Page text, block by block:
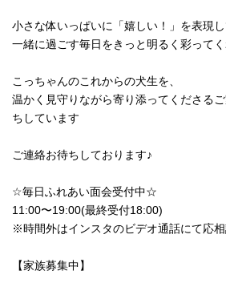
小さな体いっぱいに「嬉しい！」を表現し
一緒に過ごす毎日をきっと明るく彩って
こっちゃんのこれからの犬生を、
温かく見守りながら寄り添ってくださる
ちしています
ご連絡お待ちしております♪
☆毎日ふれあい面会受付中☆
11:00〜19:00(最終受付18:00)
※時間外はインスタのビデオ通話にて応
【家族募集中】